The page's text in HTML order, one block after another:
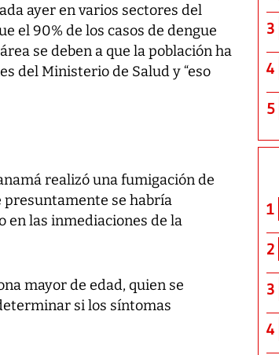
ayer en varios sectores del
el 90% de los casos de dengue
se deben a que la población ha
del Ministerio de Salud y “eso
realizó una fumigación de
presuntamente se habría
en las inmediaciones de la
mayor de edad, quien se
si los síntomas
3
4
5
1
2
3
4